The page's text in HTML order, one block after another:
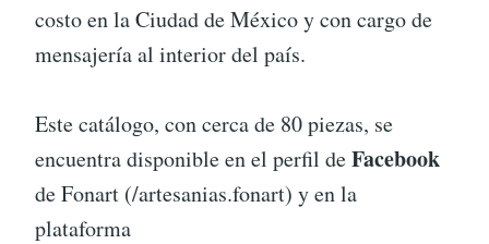
costo en la Ciudad de México y con cargo de
mensajería al interior del país.
Este catálogo, con cerca de 80 piezas, se
encuentra disponible en el perfil deFacebook
de Fonart (/artesanias.fonart) y en la
plataforma